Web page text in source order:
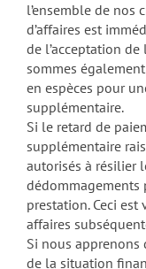
l’ensemble de nos
d’affaires est
de l’acceptation
sommes
en espèces pour
supplémentaire.
Si le retard de
supplémentaire
autorisés à résilier
prestation. Ceci
affaires
Si nous
de la situation